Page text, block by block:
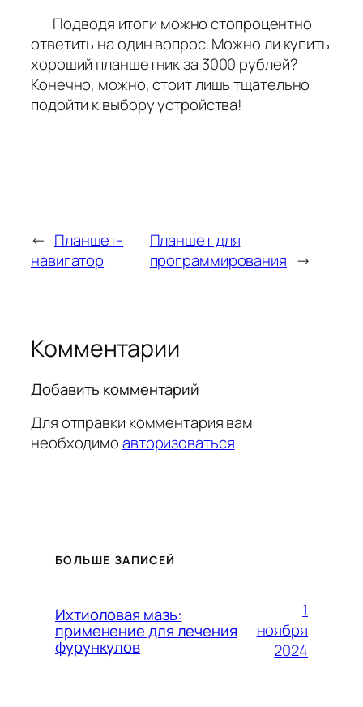
Подводя итоги можно стопроцентно
ответить на один вопрос. Можно ли купить
хороший планшетник за 3000 рублей?
Конечно, можно, стоит лишь тщательно
подойти к выбору устройства!
← Планшет-
навигатор
Планшет для
программирования →
Комментарии
Добавить комментарий
Для отправки комментария вам
необходимоавторизоваться.
БОЛЬШЕ ЗАПИСЕЙ
Ихтиоловая мазь:
применение для лечения
фурункулов
1
ноября
2024